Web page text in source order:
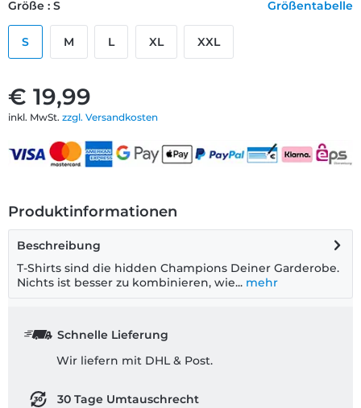
€ 19,99
inkl. MwSt. zzgl. Versandkosten
Größe : S Größentabelle
S M L XL XXL
Produktinformationen
Beschreibung
T-Shirts sind die hidden Champions Deiner Garderobe.
Nichts ist besser zu kombinieren, wie... mehr
Schnelle Lieferung
Wir liefern mit DHL & Post.
30 Tage Umtauschrecht